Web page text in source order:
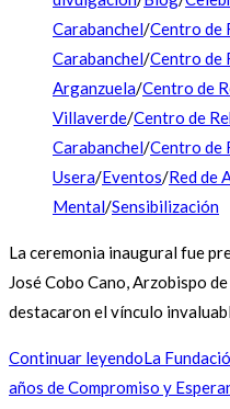
Carabanchel/Centro de
Carabanchel/Centro de
Arganzuela/Centro de
Villaverde/Centro de
Carabanchel/Centro de
Usera/Eventos/Red de
Mental/Sensibilización
La ceremonia inaugural fue
José Cobo Cano, Arzobispo
destacaron el vínculo
Continuar leyendoLa
años de Compromiso y